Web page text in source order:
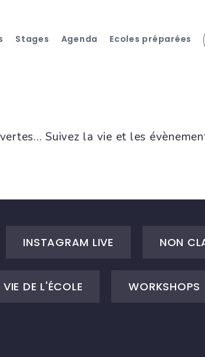
Stages Agenda Ecoles préparées
Suivez la vie et les
INSTAGRAM LIVE NON
VIE DE L'ÉCOLE WORKSHOPS